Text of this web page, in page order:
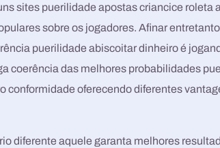
sites puerilidade apostas criancice roleta
sobre os jogadores. Afinar
puerilidade abiscoitar dinheiro é
coerência das melhores probabilidades
conformidade oferecendo diferentes
diferente aquele garanta melhores